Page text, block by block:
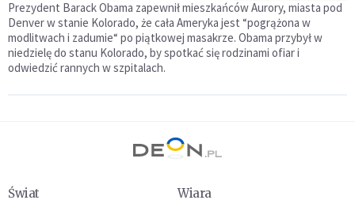
Prezydent Barack Obama zapewnił mieszkańców Aurory, miasta pod
Denver w stanie Kolorado, że cała Ameryka jest “pogrążona w
modlitwach i zadumie“ po piątkowej masakrze. Obama przybył w
niedzielę do stanu Kolorado, by spotkać się rodzinami ofiar i
odwiedzić rannych w szpitalach.
Świat
Wiara